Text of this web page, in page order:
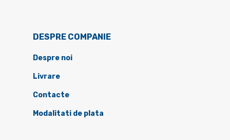
DESPRE COMPANIE
Despre noi
Livrare
Contacte
Modalitati de plata